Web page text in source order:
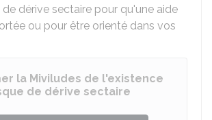
de dérive sectaire pour qu'une aide
ou pour être orienté dans vos
la Miviludes de l'existence
de dérive sectaire